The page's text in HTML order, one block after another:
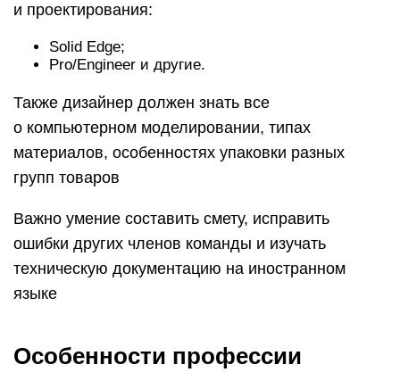
и проектирования:
Solid Edge;
Pro/Engineer и другие.
Также дизайнер должен знать все
о компьютерном моделировании, типах
материалов, особенностях упаковки разных
групп товаров
Важно умение составить смету, исправить
ошибки других членов команды и изучать
техническую документацию на иностранном
языке
Особенности профессии